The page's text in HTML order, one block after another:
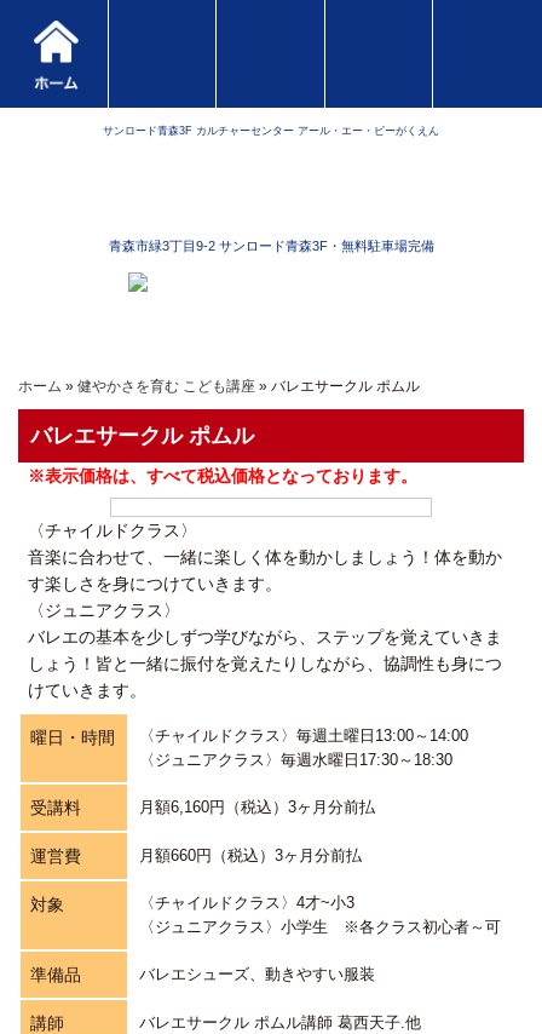
サンロード青森3F カルチャーセンター アール・エー・ビーがくえん
青森市緑3丁目9-2 サンロード青森3F・無料駐車場完備
ホーム » 健やかさを育む こども講座 » バレエサークル ポムル
バレエサークル ポムル
※表示価格は、すべて税込価格となっております。
〈チャイルドクラス〉
音楽に合わせて、一緒に楽しく体を動かしましょう！体を動か
す楽しさを身につけていきます。
〈ジュニアクラス〉
バレエの基本を少しずつ学びながら、ステップを覚えていきま
しょう！皆と一緒に振付を覚えたりしながら、協調性も身につ
けていきます。
曜日・時間
〈チャイルドクラス〉毎週土曜日13:00～14:00
〈ジュニアクラス〉毎週水曜日17:30～18:30
受講料 月額6,160円（税込）3ヶ月分前払
運営費 月額660円（税込）3ヶ月分前払
対象
〈チャイルドクラス〉4才~小3
〈ジュニアクラス〉小学生 ※各クラス初心者～可
準備品 バレエシューズ、動きやすい服装
講師 バレエサークル ポムル講師 葛西天子.他